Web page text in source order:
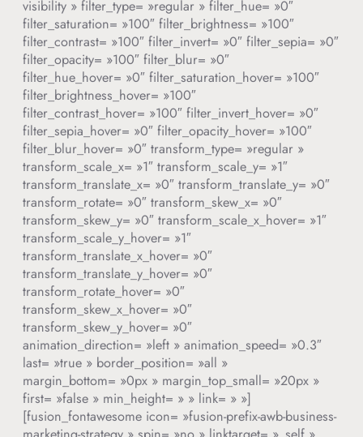
visibility » filter_type= »regular » filter_hue= »0″
filter_saturation= »100″ filter_brightness= »100″
filter_contrast= »100″ filter_invert= »0″ filter_sepia= »0″
filter_opacity= »100″ filter_blur= »0″
filter_hue_hover= »0″ filter_saturation_hover= »100″
filter_brightness_hover= »100″
filter_contrast_hover= »100″ filter_invert_hover= »0″
filter_sepia_hover= »0″ filter_opacity_hover= »100″
filter_blur_hover= »0″ transform_type= »regular »
transform_scale_x= »1″ transform_scale_y= »1″
transform_translate_x= »0″ transform_translate_y= »0″
transform_rotate= »0″ transform_skew_x= »0″
transform_skew_y= »0″ transform_scale_x_hover= »1″
transform_scale_y_hover= »1″
transform_translate_x_hover= »0″
transform_translate_y_hover= »0″
transform_rotate_hover= »0″
transform_skew_x_hover= »0″
transform_skew_y_hover= »0″
animation_direction= »left » animation_speed= »0.3″
last= »true » border_position= »all »
margin_bottom= »0px » margin_top_small= »20px »
first= »false » min_height= » » link= » »]
[fusion_fontawesome icon= »fusion-prefix-awb-business-